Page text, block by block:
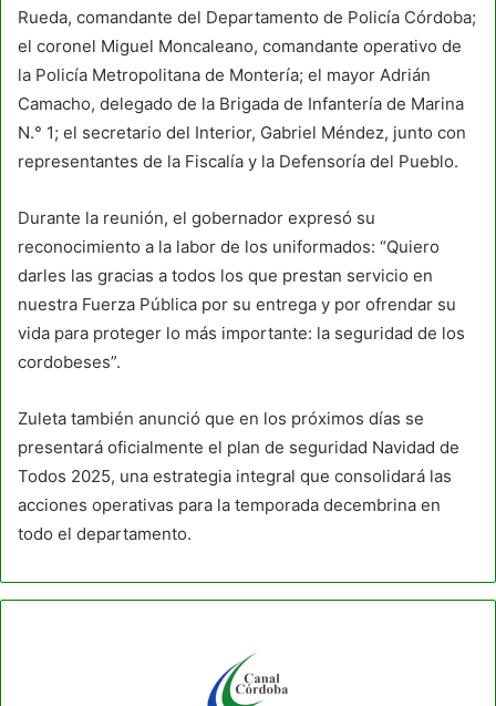
Rueda, comandante del Departamento de Policía Córdoba;
el coronel Miguel Moncaleano, comandante operativo de
la Policía Metropolitana de Montería; el mayor Adrián
Camacho, delegado de la Brigada de Infantería de Marina
N.° 1; el secretario del Interior, Gabriel Méndez, junto con
representantes de la Fiscalía y la Defensoría del Pueblo.
Durante la reunión, el gobernador expresó su
reconocimiento a la labor de los uniformados: “Quiero
darles las gracias a todos los que prestan servicio en
nuestra Fuerza Pública por su entrega y por ofrendar su
vida para proteger lo más importante: la seguridad de los
cordobeses”.
Zuleta también anunció que en los próximos días se
presentará oficialmente el plan de seguridad Navidad de
Todos 2025, una estrategia integral que consolidará las
acciones operativas para la temporada decembrina en
todo el departamento.